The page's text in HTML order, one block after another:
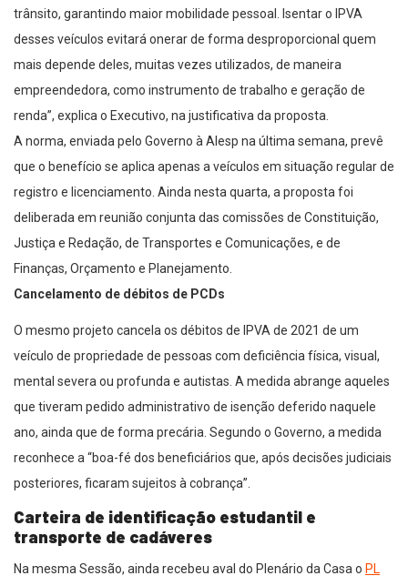
trânsito, garantindo maior mobilidade pessoal. Isentar o IPVA
desses veículos evitará onerar de forma desproporcional quem
mais depende deles, muitas vezes utilizados, de maneira
empreendedora, como instrumento de trabalho e geração de
renda”, explica o Executivo, na justificativa da proposta.
A norma, enviada pelo Governo à Alesp na última semana, prevê
que o benefício se aplica apenas a veículos em situação regular de
registro e licenciamento. Ainda nesta quarta, a proposta foi
deliberada em reunião conjunta das comissões de Constituição,
Justiça e Redação, de Transportes e Comunicações, e de
Finanças, Orçamento e Planejamento.
Cancelamento de débitos de PCDs
O mesmo projeto cancela os débitos de IPVA de 2021 de um
veículo de propriedade de pessoas com deficiência física, visual,
mental severa ou profunda e autistas. A medida abrange aqueles
que tiveram pedido administrativo de isenção deferido naquele
ano, ainda que de forma precária. Segundo o Governo, a medida
reconhece a “boa-fé dos beneficiários que, após decisões judiciais
posteriores, ficaram sujeitos à cobrança”.
Carteira de identificação estudantil e
transporte de cadáveres
Na mesma Sessão, ainda recebeu aval do Plenário da Casa o PL